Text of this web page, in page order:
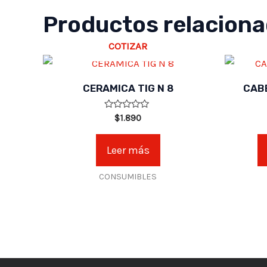
Productos
COTIZAR
CERAMICA TIG N 8
Valorado
0
$1.890
Leer más
CONSUMIBLES